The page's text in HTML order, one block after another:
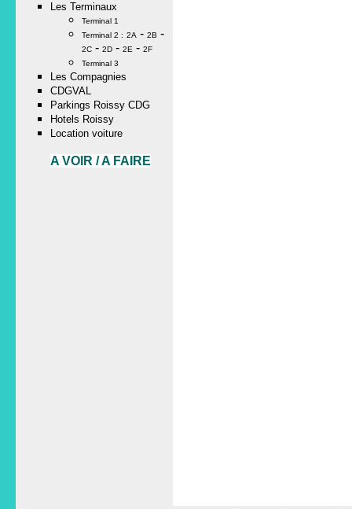
Les Terminaux
Terminal 1
Terminal 2 : 2A - 2B -
2C - 2D - 2E - 2F
Terminal 3
Les Compagnies
CDGVAL
Parkings Roissy CDG
Hotels Roissy
Location voiture
A VOIR / A FAIRE